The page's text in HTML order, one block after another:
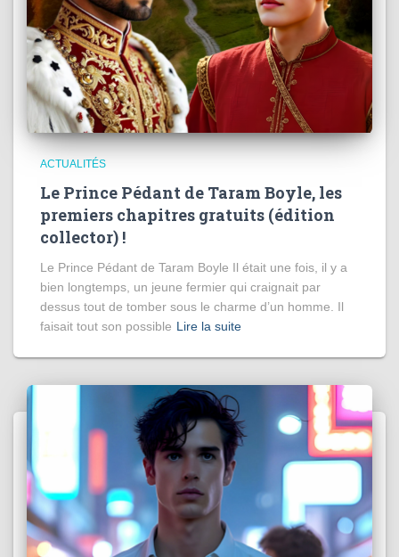
ACTUALITÉS
Le Prince Pédant de Taram Boyle, les
premiers chapitres gratuits (édition
collector) !
Le Prince Pédant de Taram Boyle Il était une fois, il y a
bien longtemps, un jeune fermier qui craignait par
dessus tout de tomber sous le charme d’un homme. Il
faisait tout son possible Lire la suite